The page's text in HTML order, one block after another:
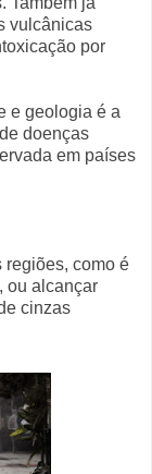
vulcânicas
por
e geologia é a
doenças
em países
regiões, como é
ou alcançar
cinzas